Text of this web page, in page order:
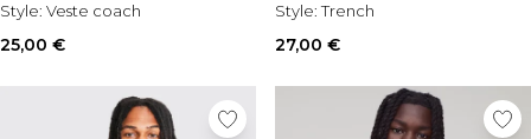
Style: Veste coach
25,00 €
Style:Trench
27,00 €